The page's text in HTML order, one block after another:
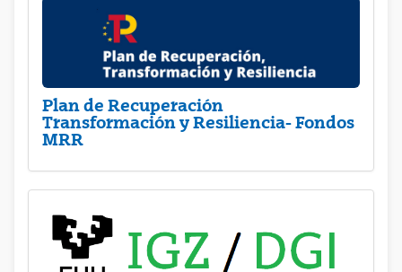
Plan de Recuperación
Transformación y Resiliencia- Fondos
MRR